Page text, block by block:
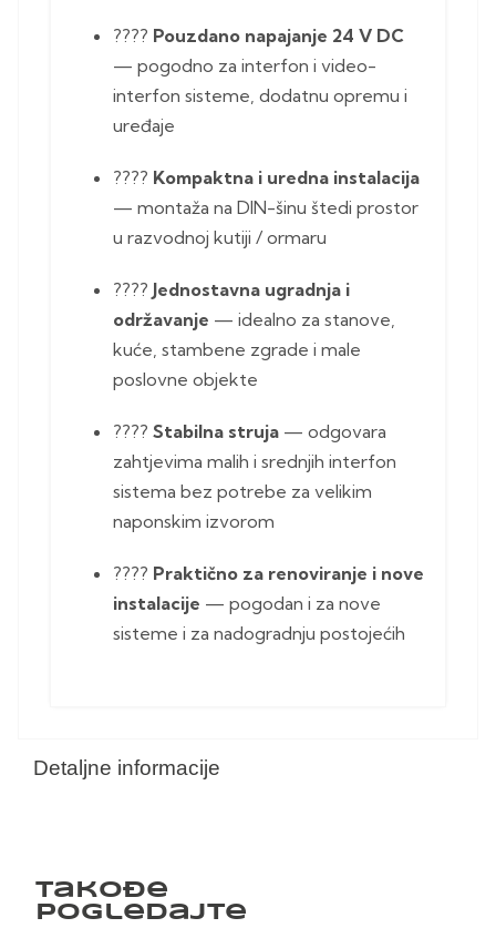
Detaljne informacije
???? Pouzdano napajanje 24 V DC
— pogodno za interfon i video-
interfon sisteme, dodatnu opremu i
uređaje
???? Kompaktna i uredna instalacija
— montaža na DIN-šinu štedi prostor
u razvodnoj kutiji / ormaru
????️ Jednostavna ugradnja i
održavanje — idealno za stanove,
kuće, stambene zgrade i male
poslovne objekte
???? Stabilna struja — odgovara
zahtjevima malih i srednjih interfon
sistema bez potrebe za velikim
naponskim izvorom
???? Praktično za renoviranje i nove
instalacije — pogodan i za nove
sisteme i za nadogradnju postojećih
Takođe
pogledajte